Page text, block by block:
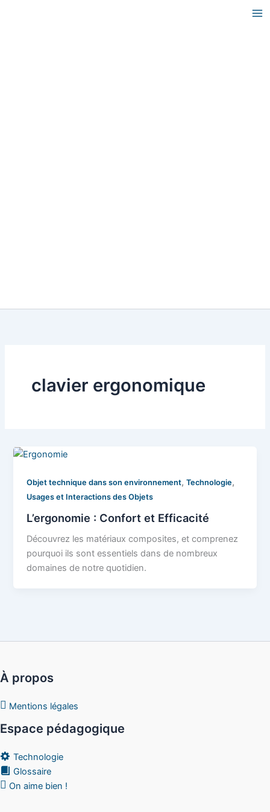
clavier ergonomique
Objet technique dans son environnement,Technologie,
Usages et Interactions des Objets
L’ergonomie : Confort et Efficacité
Découvrez les matériaux composites, et comprenez
pourquoi ils sont essentiels dans de nombreux
domaines de notre quotidien.
À propos
Mentions légales
Espace pédagogique
Technologie
Glossaire
On aime bien !